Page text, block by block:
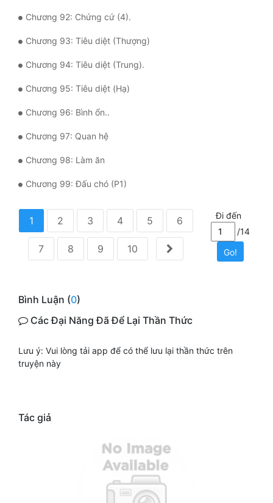
Chương 92: Chứng cứ (4).
Chương 93: Tiêu diệt (Thượng)
Chương 94: Tiêu diệt (Trung).
Chương 95: Tiêu diệt (Hạ)
Chương 96: Bình ổn..
Chương 97: Quan hệ
Chương 98: Làm ăn
Chương 99: Đấu chó (P1)
1 2 3 4 5 6
7 8 9 10
Đi đến
/14
Go!
Bình Luận (0)
Các Đại Năng Đã Để Lại Thần Thức
Lưu ý: Vui lòng tải app để có thể lưu lại thần thức trên
truyện này
Tác giả